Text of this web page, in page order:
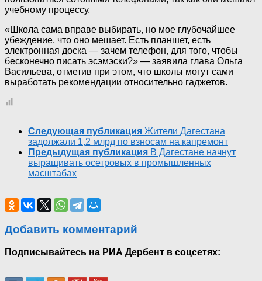
учебному процессу.
«Школа сама вправе выбирать, но мое глубочайшее
убеждение, что оно мешает. Есть планшет, есть
электронная доска — зачем телефон, для того, чтобы
бесконечно писать эсэмэски?» — заявила глава Ольга
Васильева, отметив при этом, что школы могут сами
выработать рекомендации относительно гаджетов.
Следующая публикация Жители Дагестана
задолжали 1,2 млрд по взносам на капремонт
Предыдущая публикация В Дагестане начнут
выращивать осетровых в промышленных
масштабах
Добавить комментарий
Подписывайтесь на РИА Дербент в соцсетях: